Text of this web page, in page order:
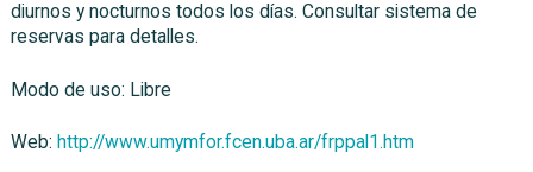
diurnos y nocturnos todos los días. Consultar sistema de
reservas para detalles.
Modo de uso: Libre
Web: http://www.umymfor.fcen.uba.ar/frppal1.htm